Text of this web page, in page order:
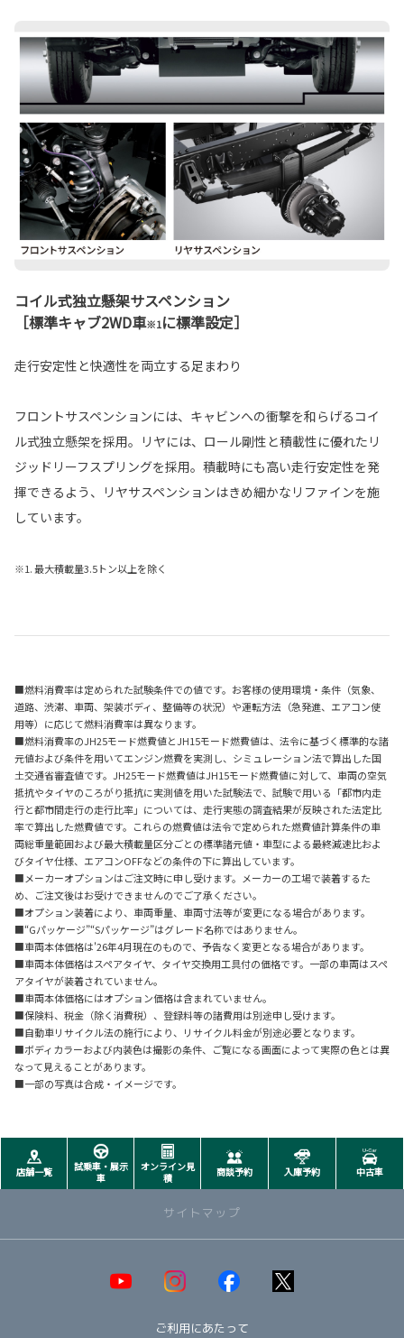
コイル式独立懸架サスペンション
［標準キャブ2WD車※1に標準設定］
走行安定性と快適性を両立する足まわり
フロントサスペンションには、キャビンへの衝撃を和らげるコイ
ル式独立懸架を採用。リヤには、ロール剛性と積載性に優れたリ
ジッドリーフスプリングを採用。積載時にも高い走行安定性を発
揮できるよう、リヤサスペンションはきめ細かなリファインを施
しています。
※1. 最大積載量3.5トン以上を除く
■燃料消費率は定められた試験条件での値です。お客様の使用環境・条件（気象、
道路、渋滞、車両、架装ボディ、整備等の状況）や運転方法（急発進、エアコン使
用等）に応じて燃料消費率は異なります。
■燃料消費率のJH25モード燃費値とJH15モード燃費値は、法令に基づく標準的な諸
元値および条件を用いてエンジン燃費を実測し、シミュレーション法で算出した国
土交通省審査値です。JH25モード燃費値はJH15モード燃費値に対して、車両の空気
抵抗やタイヤのころがり抵抗に実測値を用いた試験法で、試験で用いる「都市内走
行と都市間走行の走行比率」については、走行実態の調査結果が反映された法定比
率で算出した燃費値です。これらの燃費値は法令で定められた燃費値計算条件の車
両総重量範囲および最大積載量区分ごとの標準諸元値・車型による最終減速比およ
びタイヤ仕様、エアコンOFFなどの条件の下に算出しています。
■メーカーオプションはご注文時に申し受けます。メーカーの工場で装着するた
め、ご注文後はお受けできませんのでご了承ください。
■オプション装着により、車両重量、車両寸法等が変更になる場合があります。
■“Gパッケージ”“Sパッケージ”はグレード名称ではありません。
■車両本体価格は'26年4月現在のもので、予告なく変更となる場合があります。
■車両本体価格はスペアタイヤ、タイヤ交換用工具付の価格です。一部の車両はスペ
アタイヤが装着されていません。
■車両本体価格にはオプション価格は含まれていません。
■保険料、税金（除く消費税）、登録料等の諸費用は別途申し受けます。
■自動車リサイクル法の施行により、リサイクル料金が別途必要となります。
■ボディカラーおよび内装色は撮影の条件、ご覧になる画面によって実際の色とは異
なって見えることがあります。
■一部の写真は合成・イメージです。
店舗一覧
試乗車・展示
車
オンライン見
積
商談予約 入庫予約 中古車
サイトマップ
ご利用にあたって